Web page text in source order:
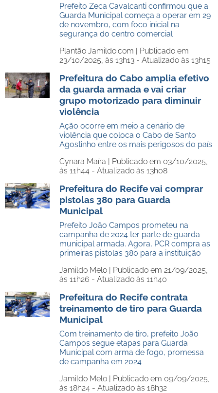
Prefeito Zeca Cavalcanti confirmou que a
Guarda Municipal começa a operar em 29
de novembro, com foco inicial na
segurança do centro comercial
Plantão Jamildo.com | Publicado em
23/10/2025, às 13h13 - Atualizado às 13h15
Prefeitura do Cabo amplia efetivo
da guarda armada e vai criar
grupo motorizado para diminuir
violência
Ação ocorre em meio a cenário de
violência que coloca o Cabo de Santo
Agostinho entre os mais perigosos do país
Cynara Maíra | Publicado em 03/10/2025,
às 11h44 - Atualizado às 13h08
Prefeitura do Recife vai comprar
pistolas 380 para Guarda
Municipal
Prefeito João Campos prometeu na
campanha de 2024 ter parte de guarda
municipal armada. Agora, PCR compra as
primeiras pistolas 380 para a instituição
Jamildo Melo | Publicado em 21/09/2025,
às 11h26 - Atualizado às 11h40
Prefeitura do Recife contrata
treinamento de tiro para Guarda
Municipal
Com treinamento de tiro, prefeito João
Campos segue etapas para Guarda
Municipal com arma de fogo, promessa
de campanha em 2024
Jamildo Melo | Publicado em 09/09/2025,
às 18h24 - Atualizado às 18h32